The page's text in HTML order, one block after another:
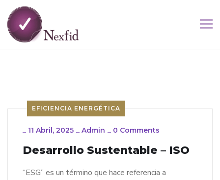
EFICIENCIA ENERGÉTICA
11 Abril, 2025 Admin 0 Comments
Desarrollo Sustentable – ISO
“ESG” es un término que hace referencia a